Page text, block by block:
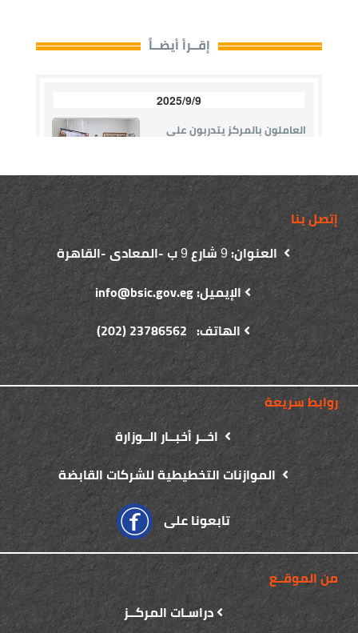
إتصل بنا
العنوان:9شارع9ب -المعادى -القاهرة
الإيميل: info@bsic.gov.eg
الهاتف: 23786562 (202)
روابط سريعة
اخــر أخبــار الــوزارة
الموازنات التخطيطية للشركات القابضة
تابعونا على
من الموقــع
دراسـات المركــز